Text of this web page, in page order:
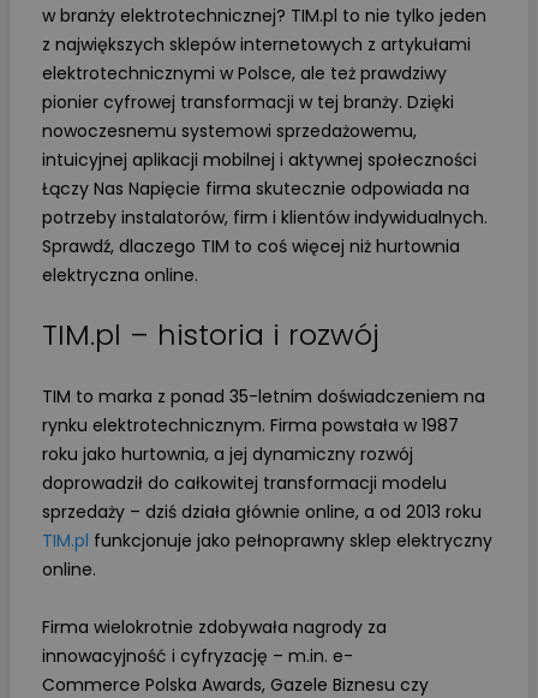
w branży elektrotechnicznej? TIM.pl to nie tylko jeden
z największych sklepów internetowych z artykułami
elektrotechnicznymi w Polsce, ale też prawdziwy
pionier cyfrowej transformacji w tej branży. Dzięki
nowoczesnemu systemowi sprzedażowemu,
intuicyjnej aplikacji mobilnej i aktywnej społeczności
Łączy Nas Napięcie firma skutecznie odpowiada na
potrzeby instalatorów, firm i klientów indywidualnych.
Sprawdź, dlaczego TIM to coś więcej niż hurtownia
elektryczna online.
TIM.pl – historia i rozwój
TIM to marka z ponad 35-letnim doświadczeniem na
rynku elektrotechnicznym. Firma powstała w 1987
roku jako hurtownia, a jej dynamiczny rozwój
doprowadził do całkowitej transformacji modelu
sprzedaży – dziś działa głównie online, a od 2013 roku
TIM.pl funkcjonuje jako pełnoprawny sklep elektryczny
online.
Firma wielokrotnie zdobywała nagrody za
innowacyjność i cyfryzację – m.in. e-
Commerce Polska Awards, Gazele Biznesu czy